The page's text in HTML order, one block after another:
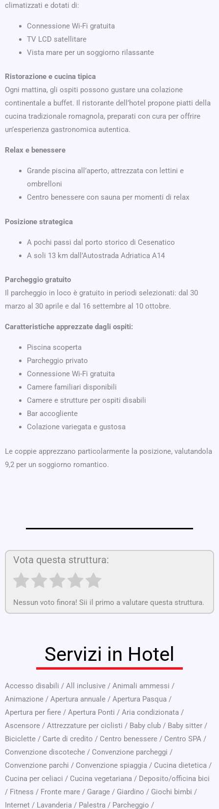
climatizzati e dotati di:
Connessione Wi-Fi gratuita
TV LCD satellitare
Vista mare per un soggiorno rilassante
Ristorazione e cucina tipica
Ogni mattina, gli ospiti possono gustare una colazione
continentale a buffet. Il ristorante dell’hotel propone piatti della
cucina tradizionale romagnola, preparati con cura per offrire
un’esperienza gastronomica autentica.
Relax e benessere
Grande piscina all’aperto, attrezzata con lettini e
ombrelloni
Centro benessere con sauna per momenti di relax
Posizione strategica
A pochi passi dal porto storico di Cesenatico
A soli 13 km dall’Autostrada Adriatica A14
Parcheggio gratuito
Il parcheggio in loco è gratuito in periodi selezionati: dal 30
marzo al 30 aprile e dal 16 settembre al 10 ottobre.
Caratteristiche apprezzate dagli ospiti:
Piscina scoperta
Parcheggio privato
Connessione Wi-Fi gratuita
Camere familiari disponibili
Camere e strutture per ospiti disabili
Bar accogliente
Colazione variegata e gustosa
Le coppie apprezzano particolarmente la posizione, valutandola
9,2 per un soggiorno romantico.
Vota questa struttura:
Nessun voto finora! Sii il primo a valutare questa struttura.
Servizi in Hotel
Accesso disabili / All inclusive / Animali ammessi /
Animazione / Apertura annuale / Apertura Pasqua /
Apertura per fiere / Apertura Ponti / Aria condizionata /
Ascensore / Attrezzature per ciclisti / Baby club / Baby sitter /
Biciclette / Carte di credito / Centro benessere / Centro SPA /
Convenzione discoteche / Convenzione parcheggi /
Convenzione parchi / Convenzione spiaggia / Cucina dietetica /
Cucina per celiaci / Cucina vegetariana / Deposito/officina bici
/ Fitness / Fronte mare / Garage / Giardino / Giochi bimbi /
Internet / Lavanderia / Palestra / Parcheggio /